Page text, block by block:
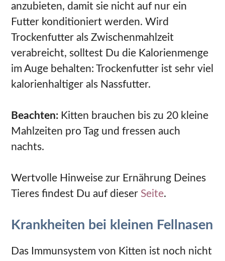
anzubieten, damit sie nicht auf nur ein
Futter konditioniert werden. Wird
Trockenfutter als Zwischenmahlzeit
verabreicht, solltest Du die Kalorienmenge
im Auge behalten: Trockenfutter ist sehr viel
kalorienhaltiger als Nassfutter.
Beachten: Kitten brauchen bis zu 20 kleine
Mahlzeiten pro Tag und fressen auch
nachts.
Wertvolle Hinweise zur Ernährung Deines
Tieres findest Du auf dieser Seite.
Krankheiten bei kleinen Fellnasen
Das Immunsystem von Kitten ist noch nicht